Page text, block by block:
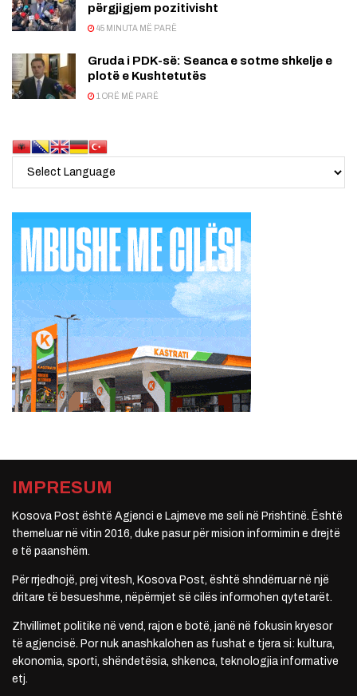
përgjigjem pozitivisht
45 MINUTA MË PARË
Gruda i PDK-së: Seanca e sotme shkelje e
plotë e Kushtetutës
1 ORË MË PARË
IMPRESUM
Kosova Post është Agjenci e Lajmeve me seli në Prishtinë. Është
themeluar në vitin 2016, duke pasur për mision informimin e drejtë
e të paanshëm.
Për rrjedhojë, prej vitesh, Kosova Post, është shndërruar në një
dritare të besueshme, nëpërmjet së cilës informohen qytetarët.
Zhvillimet politike në vend, rajon e botë, janë në fokusin kryesor
të agjencisë. Por nuk anashkalohen as fushat e tjera si: kultura,
ekonomia, sporti, shëndetësia, shkenca, teknologjia informative
etj.